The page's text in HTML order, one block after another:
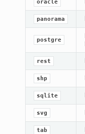
oracle
panorama
postgre
rest
shp
sqlite
svg
tab